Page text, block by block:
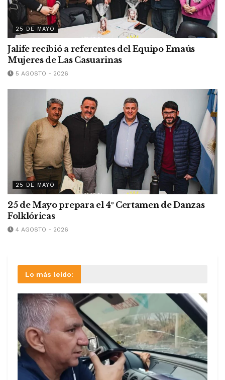
25 DE MAYO
Jalife recibió a referentes del Equipo Emaús
Mujeres de Las Casuarinas
5 AGOSTO - 2026
25 DE MAYO
25 de Mayo prepara el 4º Certamen de Danzas
Folklóricas
4 AGOSTO - 2026
Lo más leído: